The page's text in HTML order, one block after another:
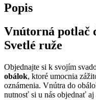
Popis
Vnútorná potlač
Svetlé ruže
Objednajte si k svojím
obálok, ktoré umocnia
oznámenia. Vnútra do
nutnosť si u nás objednať aj